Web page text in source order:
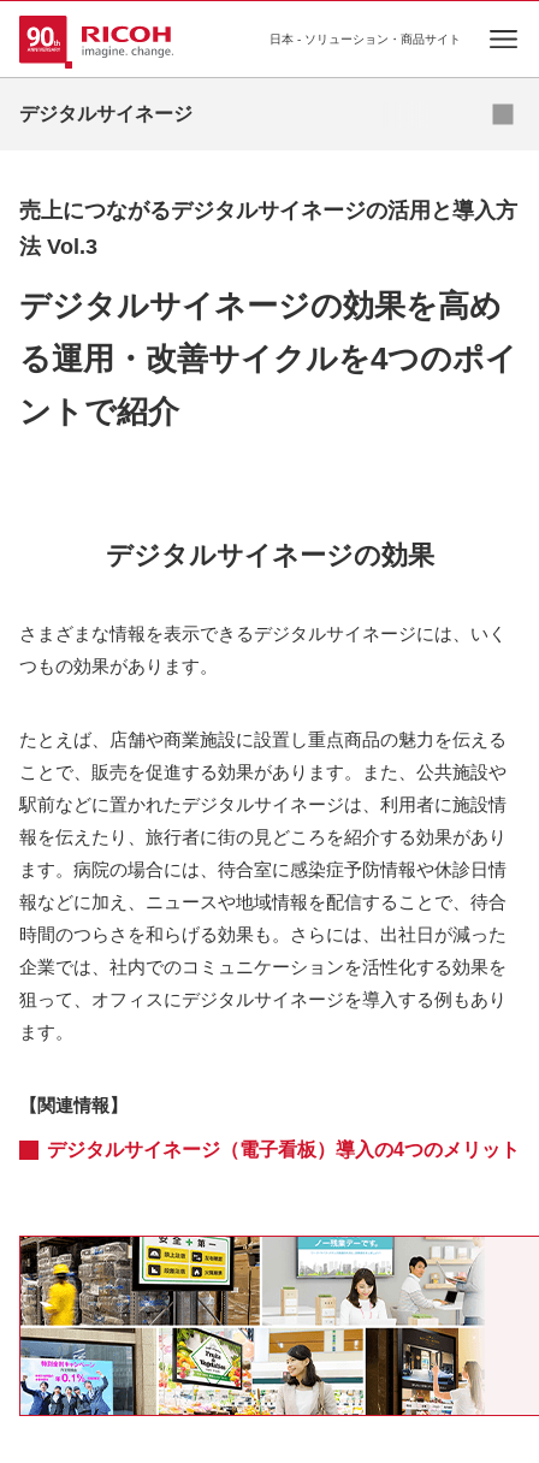
日本 - ソリューション・商品サイト
デジタルサイネージ
お役立ちコラム
活用シーン
商品・サービス一覧
売上につながるデジタルサイネージの活用と導入方
法 Vol.3
デジタルサイネージの効果を高め
る運用・改善サイクルを4つのポイ
ントで紹介
デジタルサイネージの効果
さまざまな情報を表示できるデジタルサイネージには、いく
つもの効果があります。
たとえば、店舗や商業施設に設置し重点商品の魅力を伝える
ことで、販売を促進する効果があります。また、公共施設や
駅前などに置かれたデジタルサイネージは、利用者に施設情
報を伝えたり、旅行者に街の見どころを紹介する効果があり
ます。病院の場合には、待合室に感染症予防情報や休診日情
報などに加え、ニュースや地域情報を配信することで、待合
時間のつらさを和らげる効果も。さらには、出社日が減った
企業では、社内でのコミュニケーションを活性化する効果を
狙って、オフィスにデジタルサイネージを導入する例もあり
ます。
【関連情報】
デジタルサイネージ（電子看板）導入の4つのメリット